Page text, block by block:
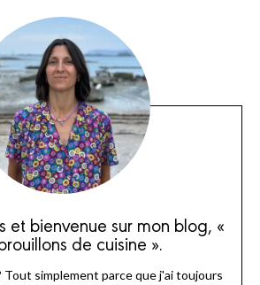
et bienvenue sur mon blog, «
de cuisine ».
Tout simplement parce que j'ai toujours